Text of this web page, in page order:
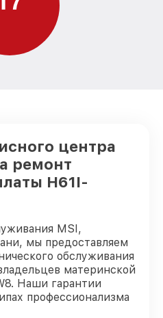
центра
ремонт
H61I-
MSI,
мы предоставляем
обслуживания
материнской
Наши гарантии
профессионализма